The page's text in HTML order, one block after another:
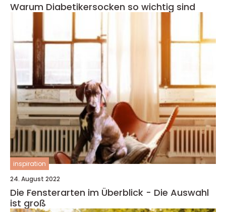
Warum Diabetikersocken so wichtig sind
inspiration
24. August 2022
Die Fensterarten im Überblick - Die Auswahl
ist groß